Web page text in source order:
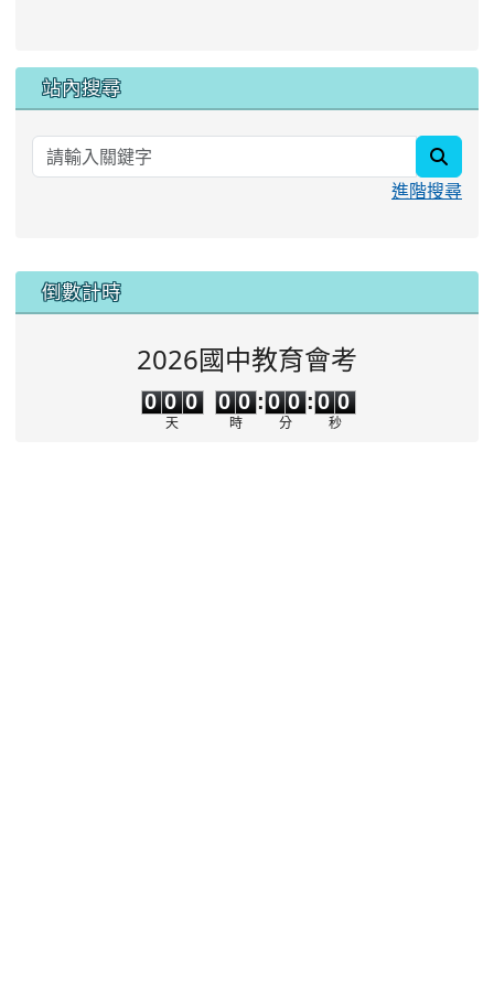
站內搜尋
進階搜尋
::: 倒數計時
2026國中教育會考
0 0 0
天
0
0
0
0
時
:
0
0
0
0
分
:
0
0
0
0
秒